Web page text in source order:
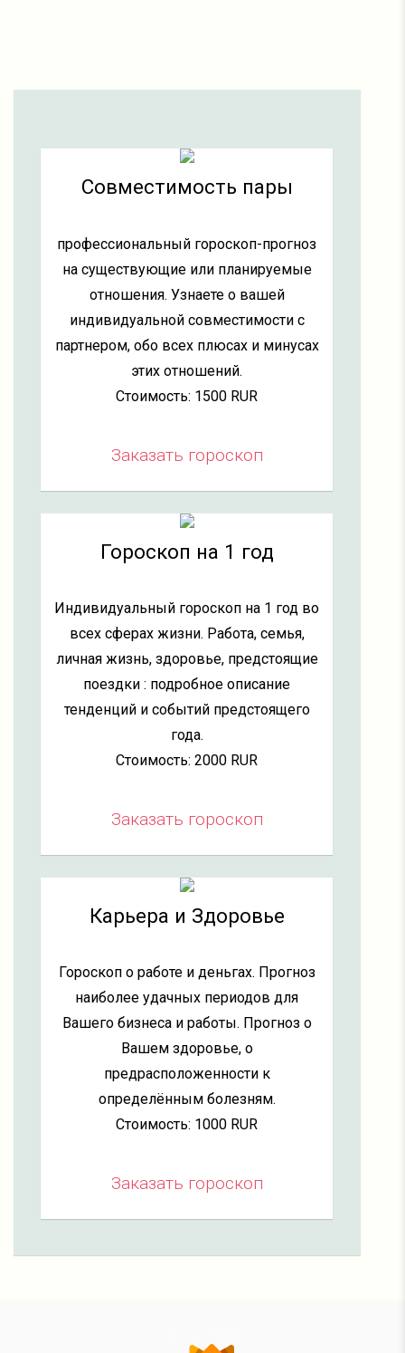
Совместимость пары
профессиональный гороскоп-прогноз
на существующие или планируемые
отношения. Узнаете о вашей
индивидуальной совместимости с
партнером, обо всех плюсах и минусах
этих отношений.
Стоимость: 1500 RUR
Заказать гороскоп
Гороскоп на 1 год
Индивидуальный гороскоп на 1 год во
всех сферах жизни. Работа, семья,
личная жизнь, здоровье, предстоящие
поездки : подробное описание
тенденций и событий предстоящего
года.
Стоимость: 2000 RUR
Заказать гороскоп
Карьера и Здоровье
Гороскоп о работе и деньгах. Прогноз
наиболее удачных периодов для
Вашего бизнеса и работы. Прогноз о
Вашем здоровье, о
предрасположенности к
определённым болезням.
Стоимость: 1000 RUR
Заказать гороскоп